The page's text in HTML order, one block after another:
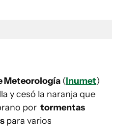
Meteorología (Inumet)
y cesó la naranja que
por tormentas
para varios